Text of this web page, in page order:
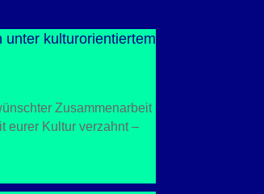
unter kulturorientiertem
Zusammenarbeit
eurer Kultur verzahnt –